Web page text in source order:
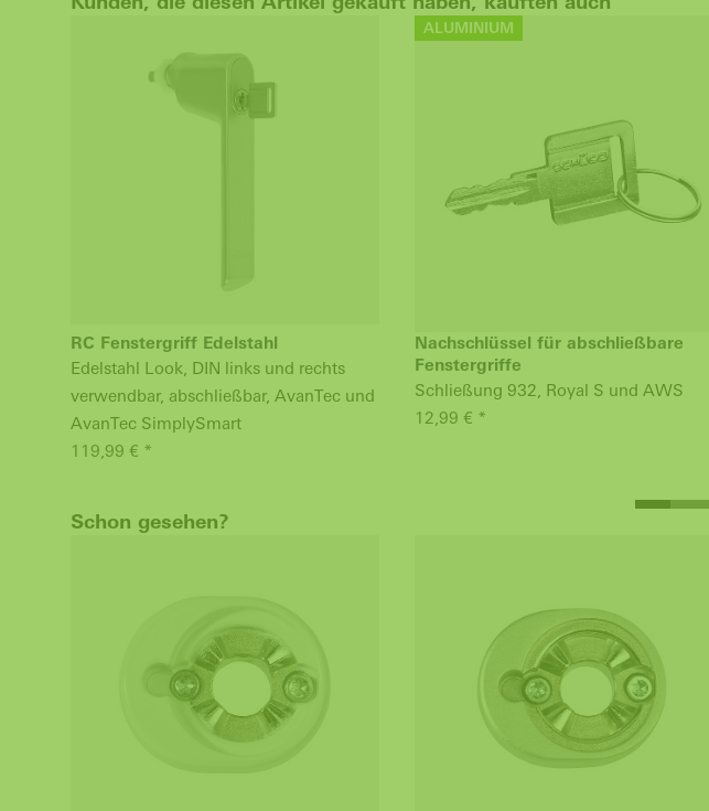
RC Fenstergriff Edelstahl
Edelstahl Look, DIN links und rechts
verwendbar, abschließbar, AvanTec und
AvanTec SimplySmart
119,99 € *
ALUMINIUM
Nachschlüssel für abschließbare
Fenstergriffe
Schließung 932, Royal S und AWS
12,99 € *
Schon gesehen?